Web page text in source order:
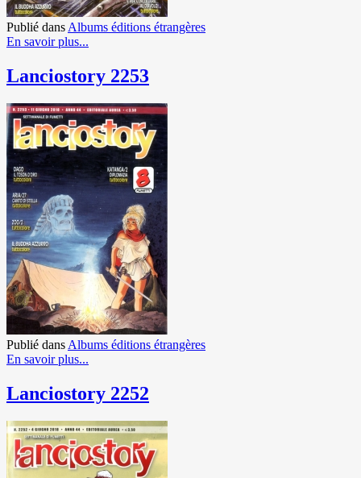
Publié dans Albums éditions étrangères
En savoir plus...
Lanciostory 2253
Publié dans Albums éditions étrangères
En savoir plus...
Lanciostory 2252